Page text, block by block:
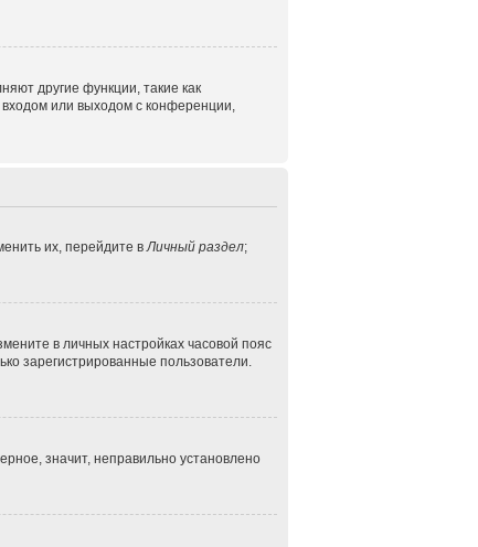
другие функции, такие как
или выходом с конференции,
их, перейдите вЛичный раздел;
в личных настройках часовой пояс
зарегистрированные пользователи.
значит, неправильно установлено